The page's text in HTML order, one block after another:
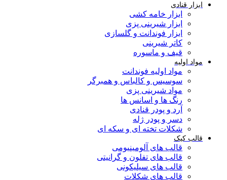
ابزار قنادی
ابزار خامه کشی
ابزار شیرینی پزی
ابزار فوندانت و گلسازی
کاتر شیرینی
قیف و ماسوره
مواد اولیه
مواد اولیه فوندانت
سوسیس و کالباس و همبرگر
مواد شیرینی پزی
رنگ ها و اسانس ها
آرد و پودر قنادی
دسر و پودر ژله
شکلات تخته ای و سکه ای
قالب کیک
قالب های آلومینیومی
قالب های تفلون و گرانیتی
قالب های سیلیکونی
قالب های شکلات